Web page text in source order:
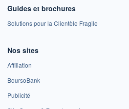
Guides et brochures
Solutions pour la Clientèle Fragile
Nos sites
Affiliation
BoursoBank
Publicité